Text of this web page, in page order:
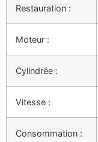
Restauration :
Moteur :
Cylindrée :
Vitesse :
Consommation :